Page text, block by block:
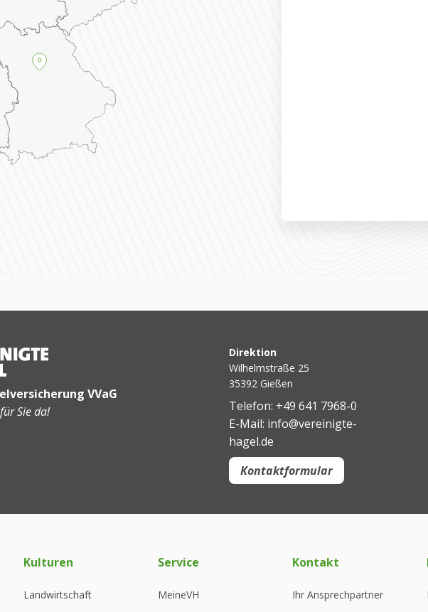
VVaG
Sie da!
Direktion
Wilhelmstraße 25
35392 Gießen
Telefon: +49 641 7968-0
E-Mail: info@vereinigte-
hagel.de
Kontaktformular
Kulturen
Landwirtschaft
Service
MeineVH
Kontakt
Ihr Ansprechpartner